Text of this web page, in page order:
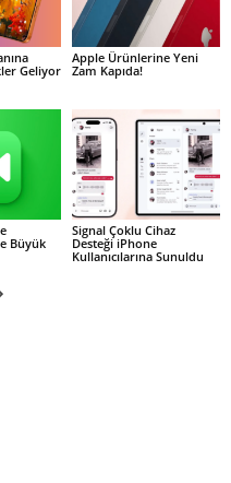
Geliyor
Apple Ürünlerine Yeni
Zam Kapıda!
Büyük
Signal Çoklu Cihaz
Desteği iPhone
Kullanıcılarına Sunuldu